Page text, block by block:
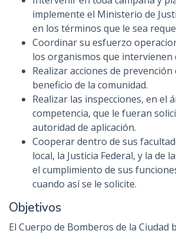
implemente el Ministerio de
en los términos que le sea
Coordinar su esfuerzo
los organismos que intervienen
Realizar acciones de
beneficio de la comunidad.
Realizar las inspecciones, en el
competencia, que le fueran
autoridad de aplicación.
Cooperar dentro de sus
local, la Justicia Federal, y la de
el cumplimiento de sus
cuando así se le solicite.
Objetivos
El Cuerpo de Bomberos de la Ciudad